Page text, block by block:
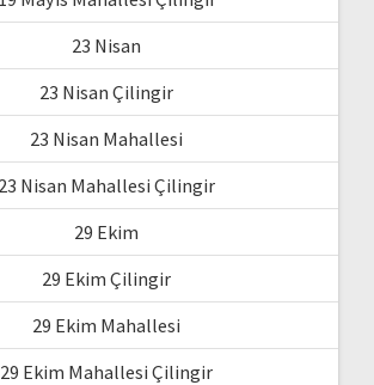
23 Nisan
23 Nisan Çilingir
23 Nisan Mahallesi
23 Nisan Mahallesi Çilingir
29 Ekim
29 Ekim Çilingir
29 Ekim Mahallesi
29 Ekim Mahallesi Çilingir